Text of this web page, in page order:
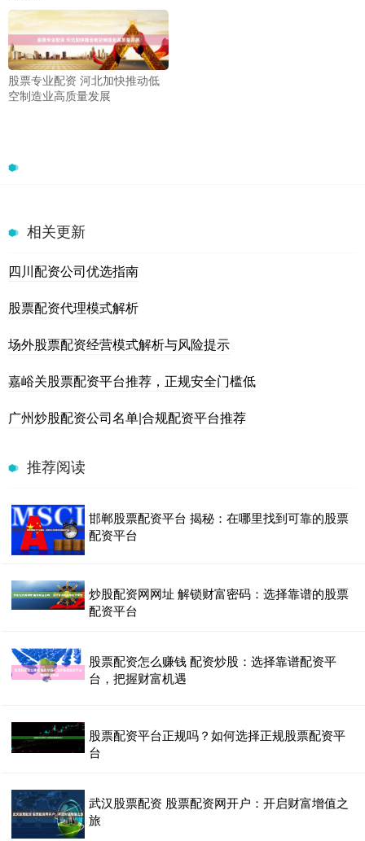
股票专业配资 河北加快推动低
空制造业高质量发展
相关更新
四川配资公司优选指南
股票配资代理模式解析
场外股票配资经营模式解析与风险提示
嘉峪关股票配资平台推荐，正规安全门槛低
广州炒股配资公司名单|合规配资平台推荐
推荐阅读
邯郸股票配资平台 揭秘：在哪里找到可靠的股票
配资平台
炒股配资网网址 解锁财富密码：选择靠谱的股票
配资平台
股票配资怎么赚钱 配资炒股：选择靠谱配资平
台，把握财富机遇
股票配资平台正规吗？如何选择正规股票配资平
台
武汉股票配资 股票配资网开户：开启财富增值之
旅